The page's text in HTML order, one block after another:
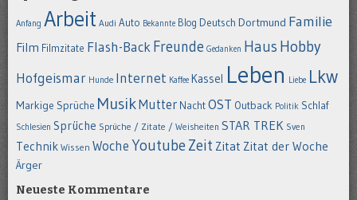
Anfang Arbeit Audi Auto Bekannte Blog Deutsch Dortmund Familie
Film Filmzitate Flash-BackFreunde Gedanken Haus Hobby
Hofgeismar Hunde Internet Kaffee Kassel Leben Liebe Lkw
Markige Sprüche MusikMutter NachtOST Outback Politik Schlaf
Schlesien Sprüche Sprüche / Zitate / Weisheiten STAR TREK Sven
Technik Wissen Woche Youtube Zeit Zitat Zitat der Woche
Ärger
Neueste Kommentare